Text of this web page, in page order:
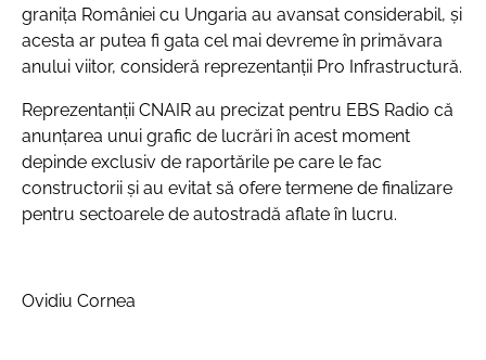
granița României cu Ungaria au avansat considerabil, și
acesta ar putea fi gata cel mai devreme în primăvara
anului viitor, consideră reprezentanții Pro Infrastructură.
Reprezentanții CNAIR au precizat pentru EBS Radio că
anunțarea unui grafic de lucrări în acest moment
depinde exclusiv de raportările pe care le fac
constructorii și au evitat să ofere termene de finalizare
pentru sectoarele de autostradă aflate în lucru.
Ovidiu Cornea